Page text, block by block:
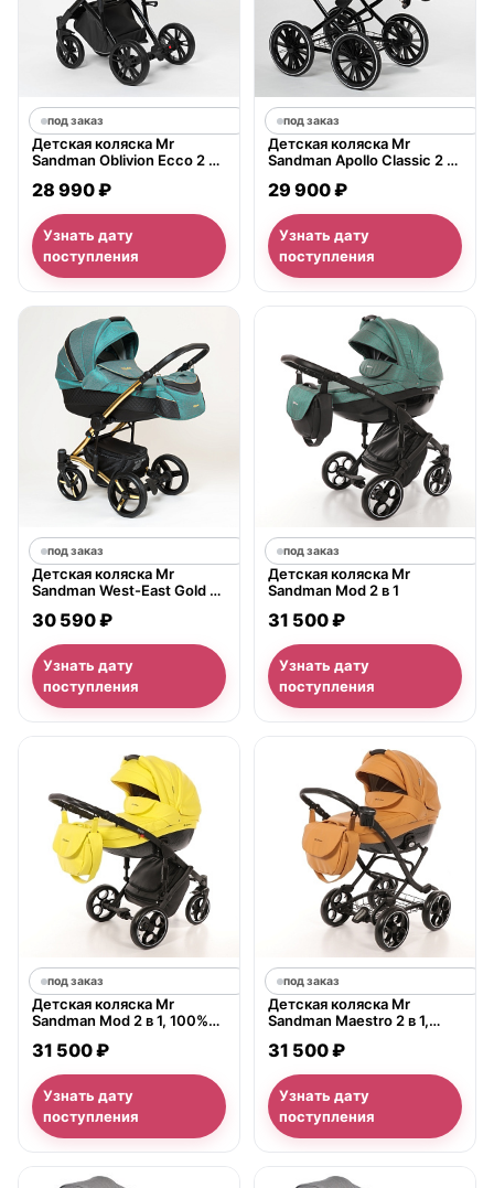
под заказ
Детская коляска Mr
Sandman Oblivion Ecco 2 в
28 990 ₽
Узнать дату
поступления
под заказ
Детская коляска Mr
Sandman Apollo Classic 2 в
29 900 ₽
Узнать дату
поступления
под заказ
Детская коляска Mr
Sandman West-East Gold 2
30 590 ₽
Узнать дату
поступления
под заказ
Детская коляска Mr
Sandman Mod 2 в 1
31 500 ₽
Узнать дату
поступления
под заказ
Детская коляска Mr
Sandman Mod 2 в 1, 100%
31 500 ₽
Узнать дату
поступления
под заказ
Детская коляска Mr
Sandman Maestro 2 в 1,
31 500 ₽
Узнать дату
поступления